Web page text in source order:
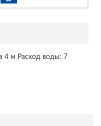
4 м Расход воды: 7